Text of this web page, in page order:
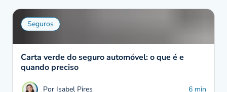
Seguros
Carta verde do seguro automóvel: o que é e
quando preciso
Por Isabel Pires 6 min